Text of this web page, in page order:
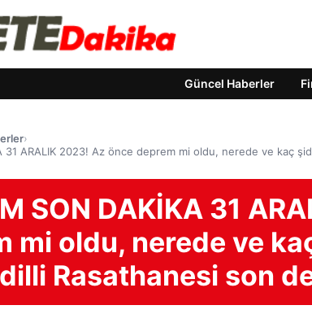
Güncel Haberler
›
31 ARALIK 2023! Az önce deprem mi oldu, nerede ve kaç
SON DAKİKA 31
mi oldu, nerede ve
Rasathanesi son